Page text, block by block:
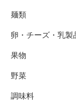
麺類
卵・チーズ・乳製
果物
野菜
調味料